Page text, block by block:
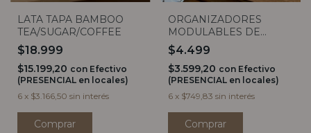
LATA TAPA BAMBOO
TEA/SUGAR/COFFEE
$18.999
$15.199,20 con Efectivo
(PRESENCIAL en locales)
6 x $3.166,50 sin interés
Comprar
ORGANIZADORES
MODULABLES DE
BAMBOO (4 MEDIDAS)
$4.499
$3.599,20 con Efectivo
(PRESENCIAL en locales)
6 x $749,83 sin interés
Comprar